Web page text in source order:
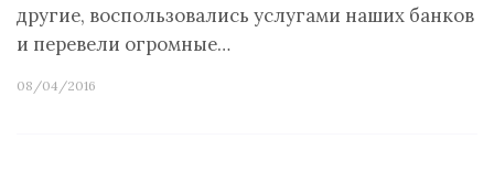
другие, воспользовались услугами наших банков
и перевели огромные…
08/04/2016